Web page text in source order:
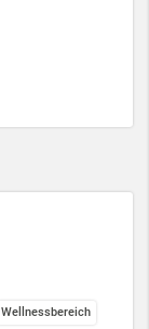
Wellnessbereich